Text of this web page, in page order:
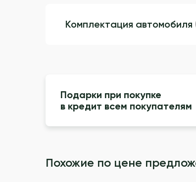
Комплектация автомобиля
Подарки при покупке
в кредит всем покупателям
Похожие по цене